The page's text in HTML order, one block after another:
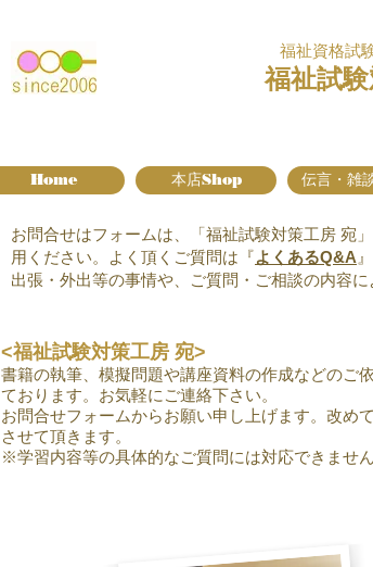
福祉資格試
福祉試
Home 本店Shop 伝言・雑
お問合せはフォームは、「福祉試験対策工房 宛
用ください。よく頂くご質問は『よくあるQ&A
出張・外出等の事情や、ご質問・ご相談の内容
<福祉試験対策工房 宛>
書籍の執筆、模擬問題や講座資料の作成などのご
ております。お気軽にご連絡下さい。
お問合せフォームからお願い申し上げます。改め
させて頂きます。
※学習内容等の具体的なご質問には対応できません